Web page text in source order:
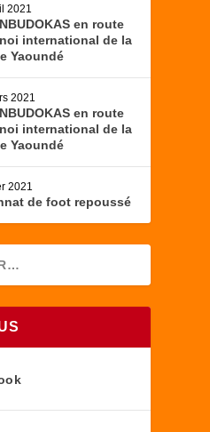
2021
en route
international de la
Yaoundé
2021
en route
international de la
Yaoundé
2021
de foot repoussé